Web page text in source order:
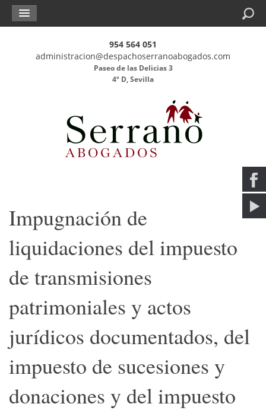
954 564 051
administracion@despachoserranoabogados.com
Paseo de las Delicias 3
4º D, Sevilla
Impugnación de
liquidaciones del impuesto
de transmisiones
patrimoniales y actos
jurídicos documentados, del
impuesto de sucesiones y
donaciones y del impuesto